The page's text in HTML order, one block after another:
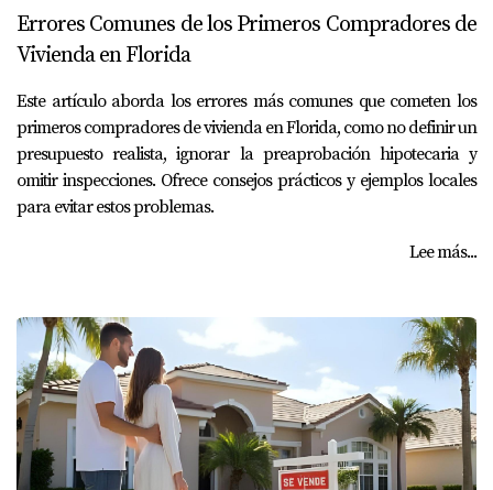
Errores Comunes de los Primeros Compradores de
Vivienda en Florida
Este artículo aborda los errores más comunes que cometen los
primeros compradores de vivienda en Florida, como no definir un
presupuesto realista, ignorar la preaprobación hipotecaria y
omitir inspecciones. Ofrece consejos prácticos y ejemplos locales
para evitar estos problemas.
Lee más...